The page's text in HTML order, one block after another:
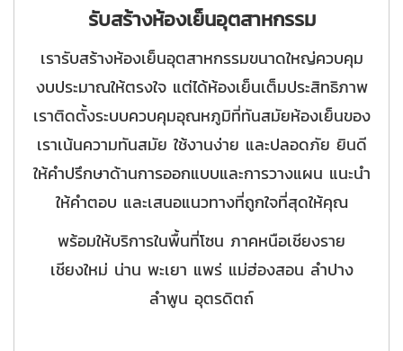
รับสร้างห้องเย็นอุตสาหกรรม
เรารับสร้างห้องเย็นอุตสาหกรรมขนาดใหญ่ควบคุม
งบประมาณให้ตรงใจ แต่ได้ห้องเย็นเต็มประสิทธิภาพ
เราติดตั้งระบบควบคุมอุณหภูมิที่ทันสมัยห้องเย็นของ
เราเน้นความทันสมัย ใช้งานง่าย และปลอดภัย ยินดี
ให้คำปรึกษาด้านการออกแบบและการวางแผน แนะนำ
ให้คำตอบ และเสนอแนวทางที่ถูกใจที่สุดให้คุณ
พร้อมให้บริการในพื้นที่โซน ภาคหนือเชียงราย
เชียงใหม่ น่าน พะเยา แพร่ แม่ฮ่องสอน ลำปาง
ลำพูน อุตรดิตถ์